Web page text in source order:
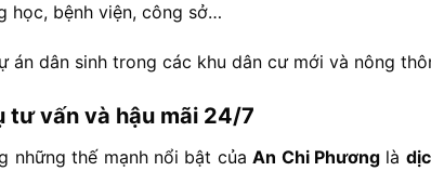
học, bệnh viện, công sở…
án dân sinh trong các khu dân cư mới và nông
tưvấn và hậu mãi 24/7
nhữngthế mạnh nổi bật củaAn Chi Phương là